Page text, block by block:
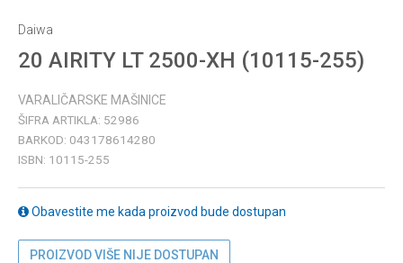
Daiwa
20 AIRITY LT 2500-XH (10115-255)
VARALIČARSKE MAŠINICE
ŠIFRA ARTIKLA: 52986
BARKOD: 043178614280
ISBN: 10115-255
Obavestite me kada proizvod bude dostupan
PROIZVOD VIŠE NIJE DOSTUPAN